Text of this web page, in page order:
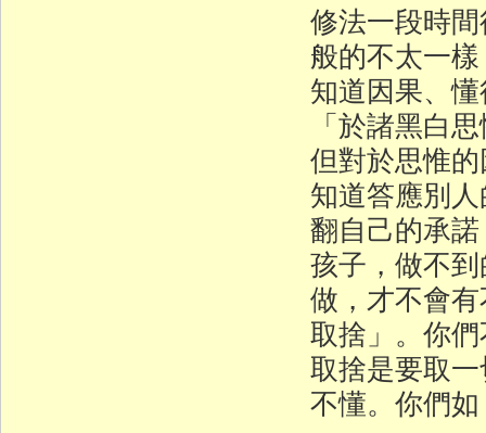
修法一段時
般的不太一
知道因果、
「於諸黑白
但對於思惟
知道答應別
翻自己的承
孩子，做不
做，才不會
取捨」。你
取捨是要取
不懂。你們